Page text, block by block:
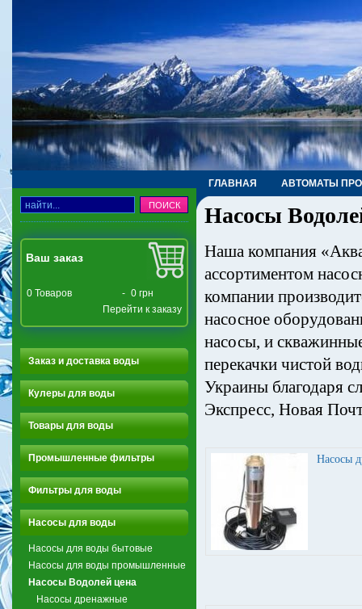
ГЛАВНАЯ АВТОМАТЫ
ТРУБЫ, ФИТИНГИ, КРАНЫ
Ваш заказ
0 Товаров - 0 грн
Перейти к заказу
Заказ и доставка воды
Кулеры для воды
Товары для воды
Промышленные фильтры
Фильтры для воды
Насосы для воды
Насосы для воды бытовые
Насосы для воды промышленные
Насосы Водолей цена
Насосы дренажные
Насосы
Наша компания
ассортиментом
компании
насосное
насосы, и
перекачки чистой
Украины благодаря
Экспресс, Новая
Насосы